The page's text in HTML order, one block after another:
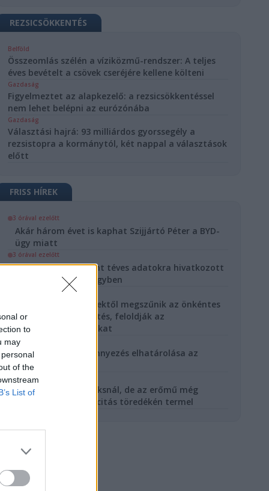
or
to
may
of the
List of
REZSICSÖKKENTÉS
Belföld
Összeomlás szélén a víziközmű-rendszer: A teljes
éves bevételt a csövek cseréjére kellene költeni
Gazdaság
Figyelmeztet az alapkezelő: a rezsicsökkentéssel
nem lehet belépni az eurózónába
Gazdaság
Választási hajrá: 93 milliárdos gyorssegély a
rezsistopra a kormánytól, két nappal a választások
előtt
FRISS HÍREK
3 órával ezelőtt
Akár három évet is kaphat Szijjártó Péter a BYD-
ügy miatt
3 órával ezelőtt
Gajdos László szerint téves adatokra hivatkozott
Hadházy a MOHU ügyben
Magyar Péter: péntektől megszűnik az önkéntes
fogyasztáscsökkentés, feloldják az
energiakorlátozásokat
5 órával ezelőtt
Megkezdődik a szennyezés elhatárolása az
Óbudai Gázgyárnál
6 órával ezelőtt
Enyhül a helyzet Paksnál, de az erőmű még
mindig csak a kapacitás töredékén termel